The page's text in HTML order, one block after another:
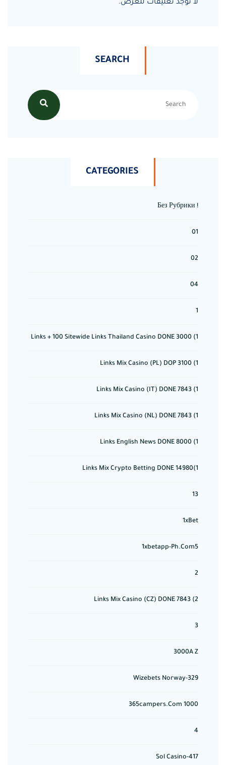
لا توجد تعليقات للعرض.
SEARCH
CATEGORIES
! Без Рубрики
01
02
04
1
1) 3000 Links + 100 Sitewide Links Thailand Casino DONE
1) 3100 Links Mix Casino (PL) DOP
1) 7843 Links Mix Casino (IT) DONE
1) 7843 Links Mix Casino (NL) DONE
1) 8000 Links English News DONE
1)14980 Links Mix Crypto Betting DONE
13
1xBet
1xbetapp-Ph.com5
2
2) 7843 Links Mix Casino (CZ) DONE
3
3000A Z
329-Wizebets Norway
365campers.com 1000
4
417-Sol Casino